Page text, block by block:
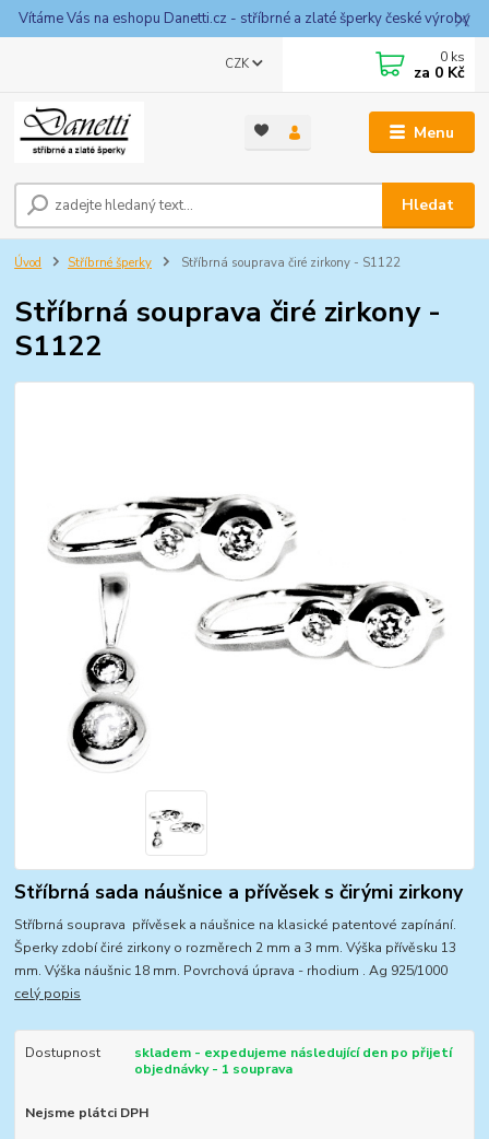
Vítáme Vás na eshopu Danetti.cz - stříbrné a zlaté šperky české výroby
Menu
CZK
Hledat
0 ks
za 0 Kč
Úvod Stříbrné šperky Stříbrná souprava čiré zirkony - S1122
Stříbrná souprava čiré zirkony -
S1122
Stříbrná sada náušnice a přívěsek s čirými zirkony
Stříbrná souprava přívěsek a náušnice na klasické patentové zapínání.
Šperky zdobí čiré zirkony o rozměrech 2 mm a 3 mm. Výška přívěsku 13
mm. Výška náušnic 18 mm. Povrchová úprava - rhodium . Ag 925/1000
celý popis
Dostupnost
skladem - expedujeme následující den po přijetí
objednávky - 1 souprava
Nejsme plátci DPH